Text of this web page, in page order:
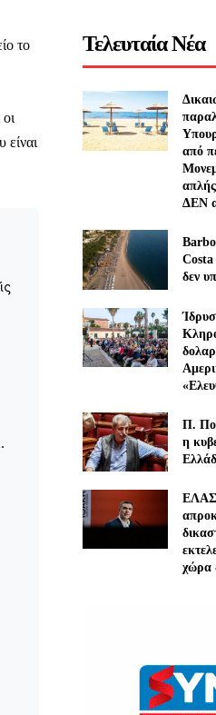
το
Τελευταία Νέα
από
ΔΕΝ
δεν
Π.
η
ΕΛΑΣ
χώρα